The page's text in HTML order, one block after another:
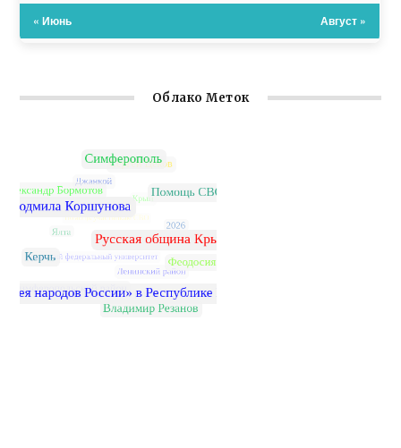
« Июнь Август »
Облако Меток